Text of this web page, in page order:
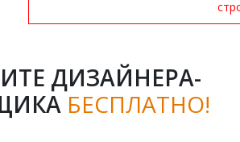
ДИЗАЙНЕРА-
БЕСПЛАТНО!